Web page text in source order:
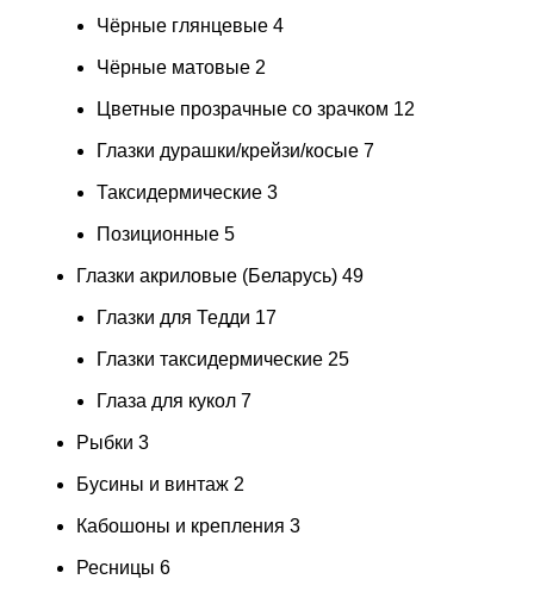
Чёрные глянцевые 4
Чёрные матовые 2
Цветные прозрачные со зрачком 12
Глазки дурашки/крейзи/косые 7
Таксидермические 3
Позиционные 5
Глазки акриловые (Беларусь) 49
Глазки для Тедди 17
Глазки таксидермические 25
Глаза для кукол 7
Рыбки 3
Бусины и винтаж 2
Кабошоны и крепления 3
Ресницы 6